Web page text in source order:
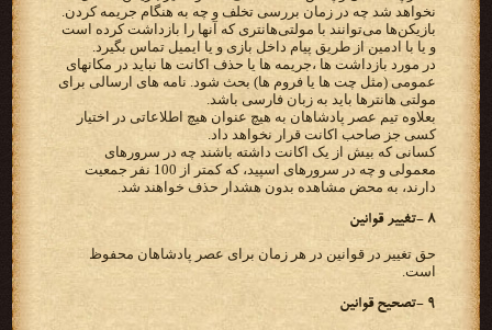
نخواهد شد چه در زمان بررسی تخلف و چه به هنگام جریمه کردن.
بازیکن‌ها می‌توانند با مولتی‌هانتری که آنها را بازداشت کرده است
و یا با ادمین از طریق پیام داخل بازی و یا ایمیل تماس بگیرد.
در مورد بازداشت ها ،جریمه ها یا حذف اکانت ها نباید در مکانهای
عمومی (مثل چت ها یا فروم ها) بحث شود. نامه های ارسالی برای
مولتی هانترها باید به زبان فارسی باشد.
بعلاوه تیم عصر پادشاهان به هیچ عنوان هیچ اطلاعاتی در اختیار
کسی جز صاحب اکانت قرار نخواهد داد.
کسانی که بیش از یک اکانت داشته باشند چه در سرورهای
معمولی و چه در سرورهای اسپید، که کمتر از 100 نفر جمعیت
دارند، به محض مشاهده بدون هشدار حذف خواهند شد.
۸ -تغییر قوانین
حق تغییر در قوانین در هر زمان برای عصر پادشاهان محفوظ
است.
۹ -تصحیح قوانین